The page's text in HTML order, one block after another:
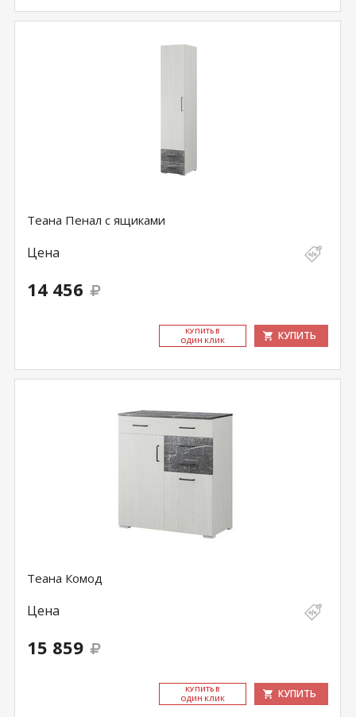
Теана Пенал с ящиками
Цена
14 456
КУ­ПИТЬ В
ОДИН КЛИК
КУПИТЬ
Теана Комод
Цена
15 859
КУ­ПИТЬ В
ОДИН КЛИК
КУПИТЬ